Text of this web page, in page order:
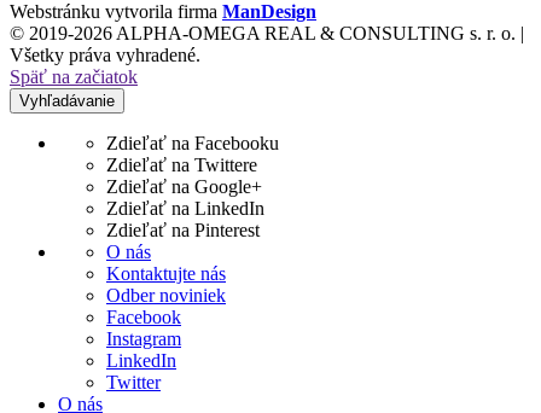
Webstránku vytvorila firma ManDesign
© 2019-2026 ALPHA-OMEGA REAL & CONSULTING s. r. o. |
Všetky práva vyhradené.
Späť na začiatok
Vyhľadávanie
Zdieľať na Facebooku
Zdieľať na Twittere
Zdieľať na Google+
Zdieľať na LinkedIn
Zdieľať na Pinterest
O nás
Kontaktujte nás
Odber noviniek
Facebook
Instagram
LinkedIn
Twitter
O nás